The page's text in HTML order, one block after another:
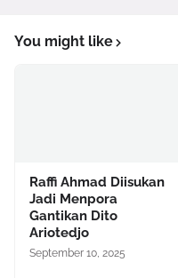
You might like
Raffi Ahmad Diisukan
Jadi Menpora
Gantikan Dito
Ariotedjo
September 10, 2025